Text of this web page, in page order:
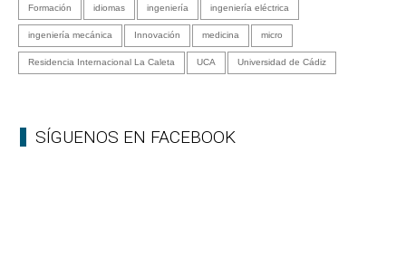
Formación idiomas ingeniería ingeniería eléctrica
ingeniería mecánica Innovación medicina micro
Residencia Internacional La Caleta UCA Universidad de Cádiz
SÍGUENOS EN FACEBOOK